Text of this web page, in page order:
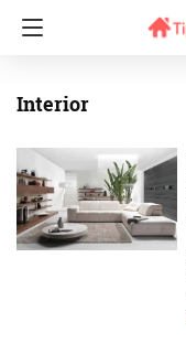
Interior